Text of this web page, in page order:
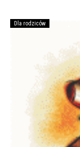
Dla rodziców